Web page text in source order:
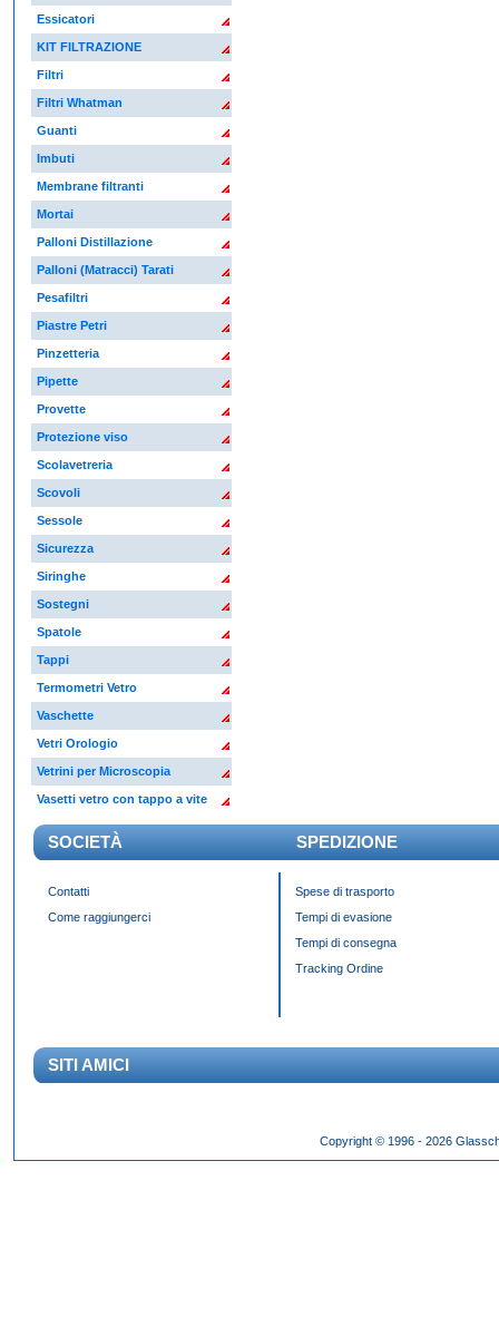
Essicatori
KIT FILTRAZIONE
Filtri
Filtri Whatman
Guanti
Imbuti
Membrane filtranti
Mortai
Palloni Distillazione
Palloni (Matracci) Tarati
Pesafiltri
Piastre Petri
Pinzetteria
Pipette
Provette
Protezione viso
Scolavetreria
Scovoli
Sessole
Sicurezza
Siringhe
Sostegni
Spatole
Tappi
Termometri Vetro
Vaschette
Vetri Orologio
Vetrini per Microscopia
Vasetti vetro con tappo a vite
SOCIETÀ SPEDIZIONE
Contatti
Come raggiungerci
Spese di trasporto
Tempi di evasione
Tempi di consegna
Tracking Ordine
SITI AMICI
dessen klassisches Erscheinungsbild über
Copyright © 1996 - 2026